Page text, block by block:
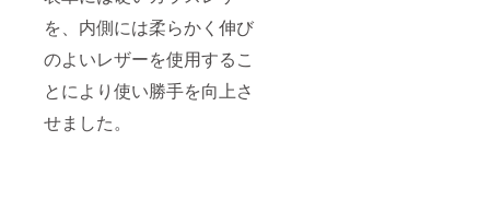
を、内側には柔らかく伸び
のよいレザーを使用するこ
とにより使い勝手を向上さ
せました。